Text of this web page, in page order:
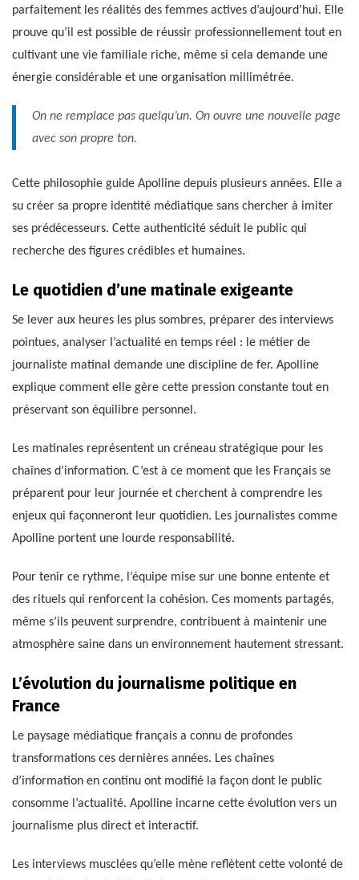
parfaitement les réalités des femmes actives d’aujourd’hui. Elle
prouve qu’il est possible de réussir professionnellement tout en
cultivant une vie familiale riche, même si cela demande une
énergie considérable et une organisation millimétrée.
On ne remplace pas quelqu’un. On ouvre une nouvelle page
avec son propre ton.
Cette philosophie guide Apolline depuis plusieurs années. Elle a
su créer sa propre identité médiatique sans chercher à imiter
ses prédécesseurs. Cette authenticité séduit le public qui
recherche des figures crédibles et humaines.
Le quotidien d’une matinale exigeante
Se lever aux heures les plus sombres, préparer des interviews
pointues, analyser l’actualité en temps réel : le métier de
journaliste matinal demande une discipline de fer. Apolline
explique comment elle gère cette pression constante tout en
préservant son équilibre personnel.
Les matinales représentent un créneau stratégique pour les
chaînes d’information. C’est à ce moment que les Français se
préparent pour leur journée et cherchent à comprendre les
enjeux qui façonneront leur quotidien. Les journalistes comme
Apolline portent une lourde responsabilité.
Pour tenir ce rythme, l’équipe mise sur une bonne entente et
des rituels qui renforcent la cohésion. Ces moments partagés,
même s’ils peuvent surprendre, contribuent à maintenir une
atmosphère saine dans un environnement hautement stressant.
L’évolution du journalisme politique en
France
Le paysage médiatique français a connu de profondes
transformations ces dernières années. Les chaînes
d’information en continu ont modifié la façon dont le public
consomme l’actualité. Apolline incarne cette évolution vers un
journalisme plus direct et interactif.
Les interviews musclées qu’elle mène reflètent cette volonté de